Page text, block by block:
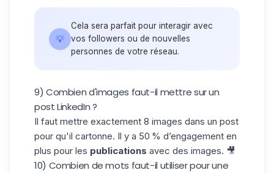
💡
Cela sera parfait pour interagir avec
vos followers ou de nouvelles
personnes de votre réseau.
9) Combien d'images faut-il mettre sur un
post LinkedIn ?
Il faut mettre exactement 8 images dans un post
pour qu'il cartonne. Il y a 50 % d’engagement en
plus pour les publications avec des images. 🎥
10) Combien de mots faut-il utiliser pour une